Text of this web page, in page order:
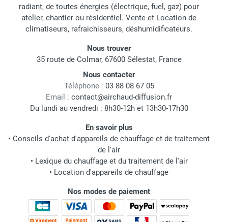
radiant, de toutes énergies (électrique, fuel, gaz) pour
atelier, chantier ou résidentiel. Vente et Location de
climatiseurs, rafraichisseurs, déshumidificateurs.
Nous trouver
35 route de Colmar, 67600 Sélestat, France
Nous contacter
Téléphone : 03 88 08 67 05
Email : contact@airchaud-diffusion.fr
Du lundi au vendredi : 8h30-12h et 13h30-17h30
En savoir plus
• Conseils d'achat d'appareils de chauffage et de traitement
de l'air
• Lexique du chauffage et du traitement de l'air
• Location d'appareils de chauffage
Nos modes de paiement